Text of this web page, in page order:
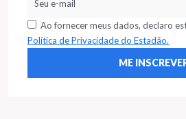
Ao fornecer meus dados, declaro
Política de Privacidade do Estadão.